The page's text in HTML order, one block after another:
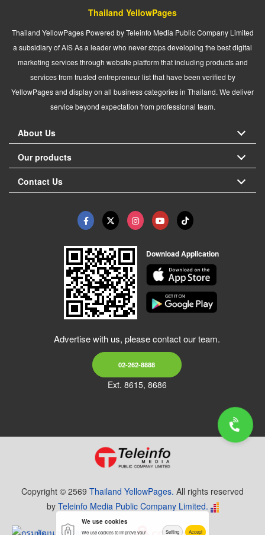
Thailand YellowPages
Thailand YellowPages Powered by Teleinfo Media Public Company Limited
a subsidiary of AIS As a leader who never stops developing the best digital
marketing services through website platform that including products and
services from trusted entrepreneur list that have been verified by
YellowPages and display on all business categories in Thailand. We deliver
service beyond expectation from professional team.
About Us
Our products
Contact Us
Download Application
Advertise with us, please contact our team.
02-262-8888
Ext. 8615, 8686
Copyright © 2569 Thailand YellowPages. All rights reserved
by Teleinfo Media Public Company Limited.
We use cookies
We use cookies to improve your Setting Accept